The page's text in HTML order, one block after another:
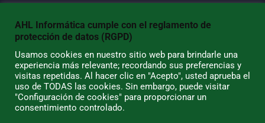
© 2026 AHL Informática
AHL Informática cumple con el reglamento de
protección de datos (RGPD)
Usamos cookies en nuestro sitio web para brindarle una
experiencia más relevante; recordando sus preferencias y
visitas repetidas. Al hacer clic en "Acepto", usted aprueba el
uso de TODAS las cookies. Sin embargo, puede visitar
"Configuración de cookies" para proporcionar un
consentimiento controlado.